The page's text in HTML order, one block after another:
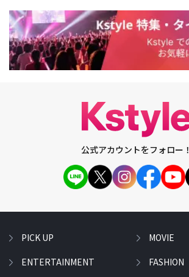
公式アカウントをフォロー！
PICK UP
ENTERTAINMENT
MOVIE
FASHION